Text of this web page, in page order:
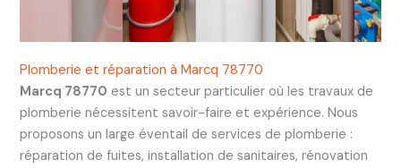
Plomberie et réparation à Marcq 78770
Marcq 78770 est un secteur particulier où les travaux de
plomberie nécessitent savoir-faire et expérience. Nous
proposons un large éventail de services de plomberie :
réparation de fuites, installation de sanitaires, rénovation